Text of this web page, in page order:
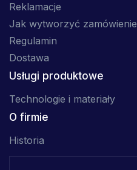
Reklamacje
Jak wytworzyć zamówienie
Regulamin
Dostawa
Usługi produktowe
Technologie i materiały
O firmie
Historia